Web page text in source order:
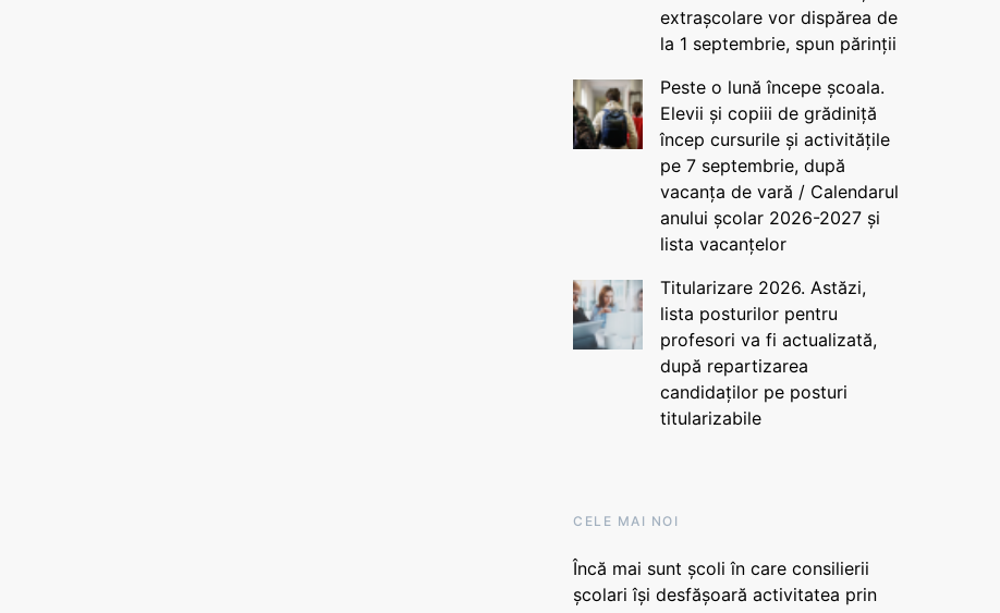
extrașcolare vor dispărea de
la 1 septembrie, spun părinții
Peste o lună începe școala.
Elevii și copiii de grădiniță
încep cursurile și activitățile
pe 7 septembrie, după
vacanța de vară / Calendarul
anului școlar 2026-2027 și
lista vacanțelor
Titularizare 2026. Astăzi,
lista posturilor pentru
profesori va fi actualizată,
după repartizarea
candidaților pe posturi
titularizabile
CELE MAI NOI
Încă mai sunt școli în care consilierii
școlari își desfășoară activitatea prin